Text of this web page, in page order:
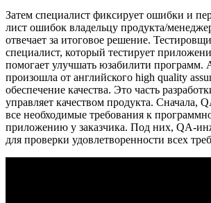
Затем специалист фиксирует ошибки и
лист ошибок владельцу продукта/
отвечает за итоговое решение.
специалист, который тестирует
помогает улучшать юзабилити программ.
произошла от английского high quality
обеспечение качества. Это часть
управляет качеством продукта. Сначала,
все необходимые требования к
приложению у заказчика. Под них, QA-
для проверки удовлетворенности всех